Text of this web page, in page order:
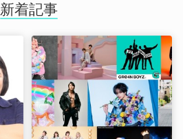
新着記事